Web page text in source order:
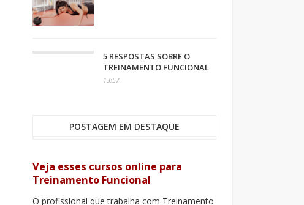
5 RESPOSTAS SOBRE O
TREINAMENTO FUNCIONAL
13:57
POSTAGEM EM DESTAQUE
Veja esses cursos online para
Treinamento Funcional
O profissional que trabalha com Treinamento